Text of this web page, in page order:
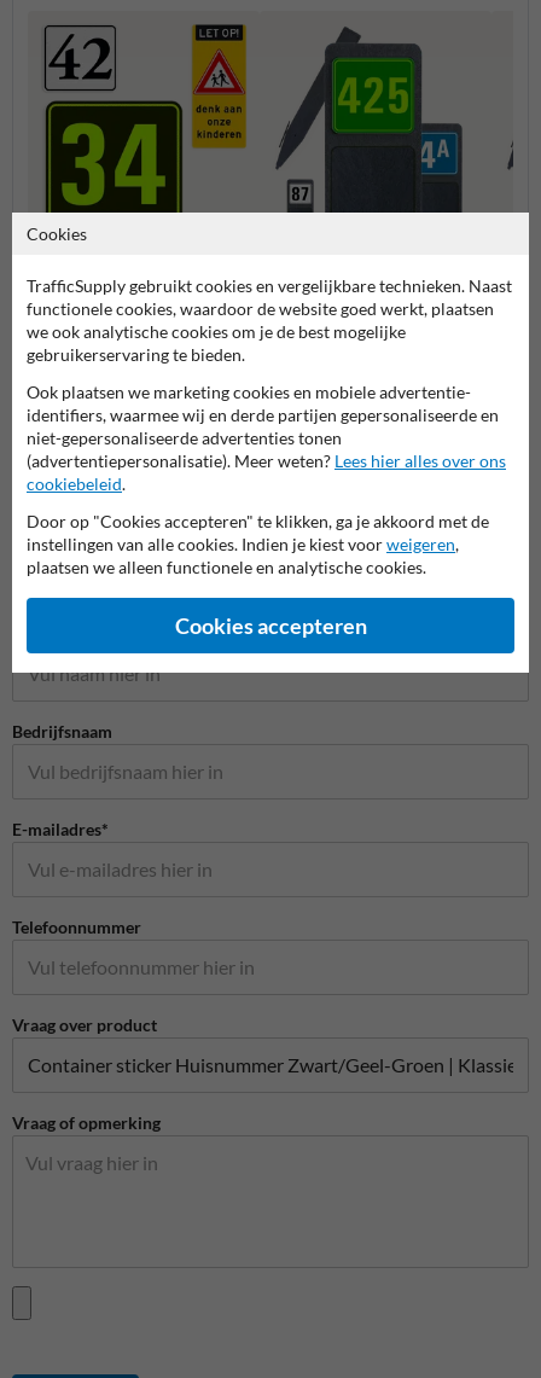
huisnummer
nummer
Stel je vraag aan Huisnummerpaal.nl
Bedrijfsnaam
E-mailadres*
Telefoonnummer
Vraag over product
Vraag of opmerking
Cookies
TrafficSupply gebruikt cookies en vergelijkbare technieken. Naast
functionele cookies, waardoor de website goed werkt, plaatsen
we ook analytische cookies om je de best mogelijke
gebruikerservaring te bieden.
Ook plaatsen we marketing cookies en mobiele advertentie-
identifiers, waarmee wij en derde partijen gepersonaliseerde en
niet-gepersonaliseerde advertenties tonen
(advertentiepersonalisatie). Meer weten? Lees hier alles over ons
cookiebeleid.
Door op "Cookies accepteren" te klikken, ga je akkoord met de
instellingen van alle cookies. Indien je kiest voorweigeren,
plaatsen we alleen functionele en analytische cookies.
Cookies accepteren